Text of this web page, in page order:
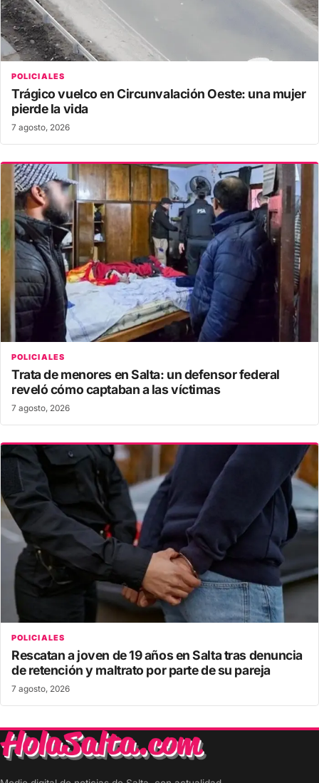
POLICIALES
Trágico vuelco en Circunvalación Oeste: una mujer
pierde la vida
7 agosto, 2026
POLICIALES
Trata de menores en Salta: un defensor federal
reveló cómo captaban a las víctimas
7 agosto, 2026
POLICIALES
Rescatan a joven de 19 años en Salta tras denuncia
de retención y maltrato por parte de su pareja
7 agosto, 2026